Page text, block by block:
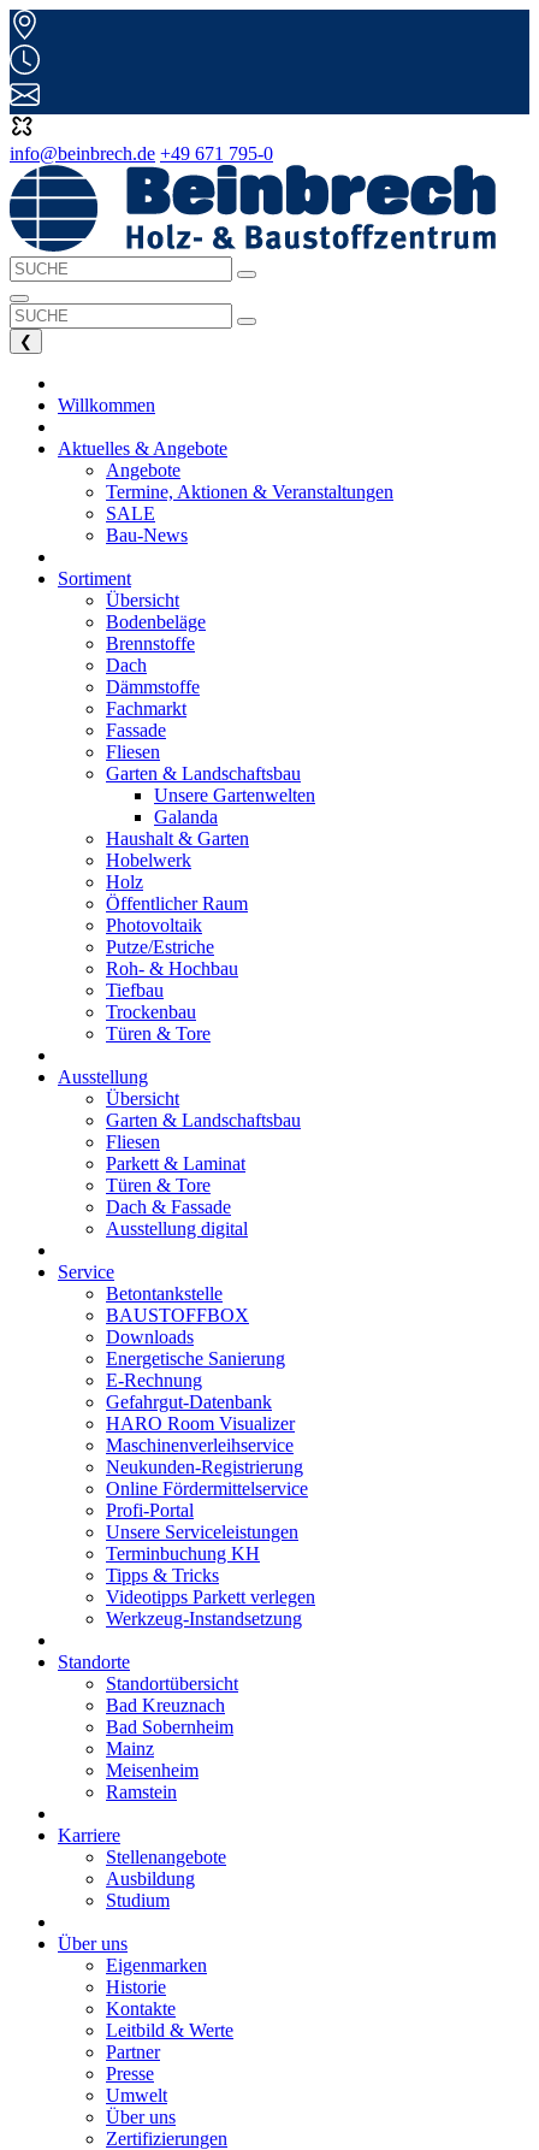
info@beinbrech.de +49 671 795-0
❮
Willkommen
Aktuelles & Angebote
Angebote
Termine, Aktionen & Veranstaltungen
SALE
Bau-News
Sortiment
Übersicht
Bodenbeläge
Brennstoffe
Dach
Dämmstoffe
Fachmarkt
Fassade
Fliesen
Garten & Landschaftsbau
Unsere Gartenwelten
Galanda
Haushalt & Garten
Hobelwerk
Holz
Öffentlicher Raum
Photovoltaik
Putze/Estriche
Roh- & Hochbau
Tiefbau
Trockenbau
Türen & Tore
Ausstellung
Übersicht
Garten & Landschaftsbau
Fliesen
Parkett & Laminat
Türen & Tore
Dach & Fassade
Ausstellung digital
Service
Betontankstelle
BAUSTOFFBOX
Downloads
Energetische Sanierung
E-Rechnung
Gefahrgut-Datenbank
HARO Room Visualizer
Maschinenverleihservice
Neukunden-Registrierung
Online Fördermittelservice
Profi-Portal
Unsere Serviceleistungen
Terminbuchung KH
Tipps & Tricks
Videotipps Parkett verlegen
Werkzeug-Instandsetzung
Standorte
Standortübersicht
Bad Kreuznach
Bad Sobernheim
Mainz
Meisenheim
Ramstein
Karriere
Stellenangebote
Ausbildung
Studium
Über uns
Eigenmarken
Historie
Kontakte
Leitbild & Werte
Partner
Presse
Umwelt
Über uns
Zertifizierungen